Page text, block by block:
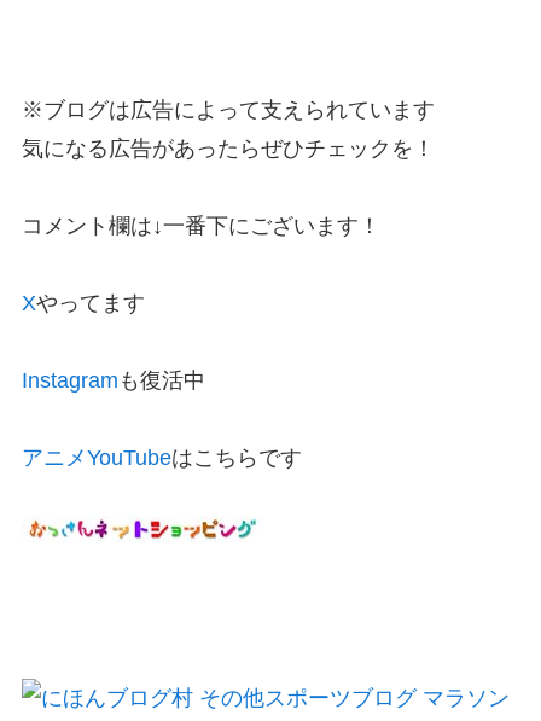
※ブログは広告によって支えられています
気になる広告があったらぜひチェックを！
コメント欄は↓一番下にございます！
Xやってます
Instagram も復活中
アニメYouTubeはこちらです